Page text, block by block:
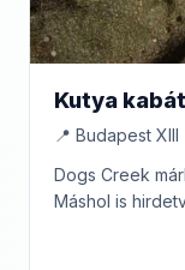
Kutya
📍 Budapest XIII
Dogs Creek
Máshol is